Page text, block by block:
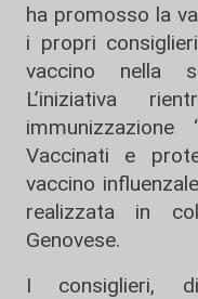
ha promosso la
i propri
vaccino nella
L’iniziativa
immunizzazione
Vaccinati e
vaccino
realizzata in
Genovese.
I consiglieri,